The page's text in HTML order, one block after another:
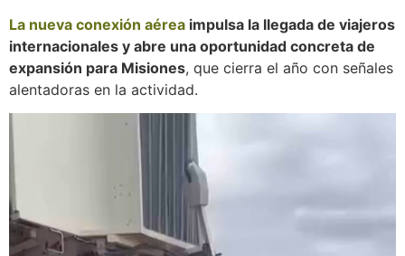
La nueva conexión aérea impulsa la llegada de viajeros
internacionales y abre una oportunidad concreta de
expansión para Misiones, que cierra el año con señales
alentadoras en la actividad.